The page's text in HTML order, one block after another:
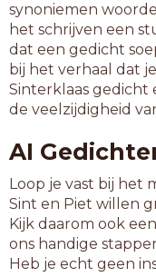
synoniemen
het schrijven een
dat een gedicht
bij het verhaal dat
Sinterklaas gedicht
de veelzijdigheid
AI
Loop je vast bij het
Sint en Piet willen
Kijk daarom ook
ons handige
Heb je echt geen